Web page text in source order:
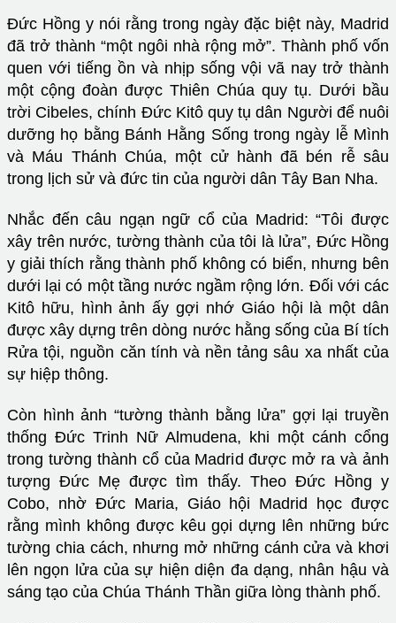
Đức Hồng y nói rằng trong ngày đặc biệt này, Madrid
đã trở thành “một ngôi nhà rộng mở”. Thành phố vốn
quen với tiếng ồn và nhịp sống vội vã nay trở thành
một cộng đoàn được Thiên Chúa quy tụ. Dưới bầu
trời Cibeles, chính Đức Kitô quy tụ dân Người để nuôi
dưỡng họ bằng Bánh Hằng Sống trong ngày lễ Mình
và Máu Thánh Chúa, một cử hành đã bén rễ sâu
trong lịch sử và đức tin của người dân Tây Ban Nha.
Nhắc đến câu ngạn ngữ cổ của Madrid: “Tôi được
xây trên nước, tường thành của tôi là lửa”, Đức Hồng
y giải thích rằng thành phố không có biển, nhưng bên
dưới lại có một tầng nước ngầm rộng lớn. Đối với các
Kitô hữu, hình ảnh ấy gợi nhớ Giáo hội là một dân
được xây dựng trên dòng nước hằng sống của Bí tích
Rửa tội, nguồn căn tính và nền tảng sâu xa nhất của
sự hiệp thông.
Còn hình ảnh “tường thành bằng lửa” gợi lại truyền
thống Đức Trinh Nữ Almudena, khi một cánh cổng
trong tường thành cổ của Madrid được mở ra và ảnh
tượng Đức Mẹ được tìm thấy. Theo Đức Hồng y
Cobo, nhờ Đức Maria, Giáo hội Madrid học được
rằng mình không được kêu gọi dựng lên những bức
tường chia cách, nhưng mở những cánh cửa và khơi
lên ngọn lửa của sự hiện diện đa dạng, nhân hậu và
sáng tạo của Chúa Thánh Thần giữa lòng thành phố.